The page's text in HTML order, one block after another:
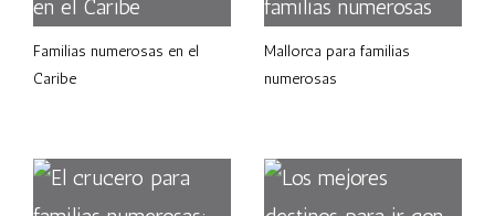
Familias numerosas en el
Caribe
Mallorca para familias
numerosas